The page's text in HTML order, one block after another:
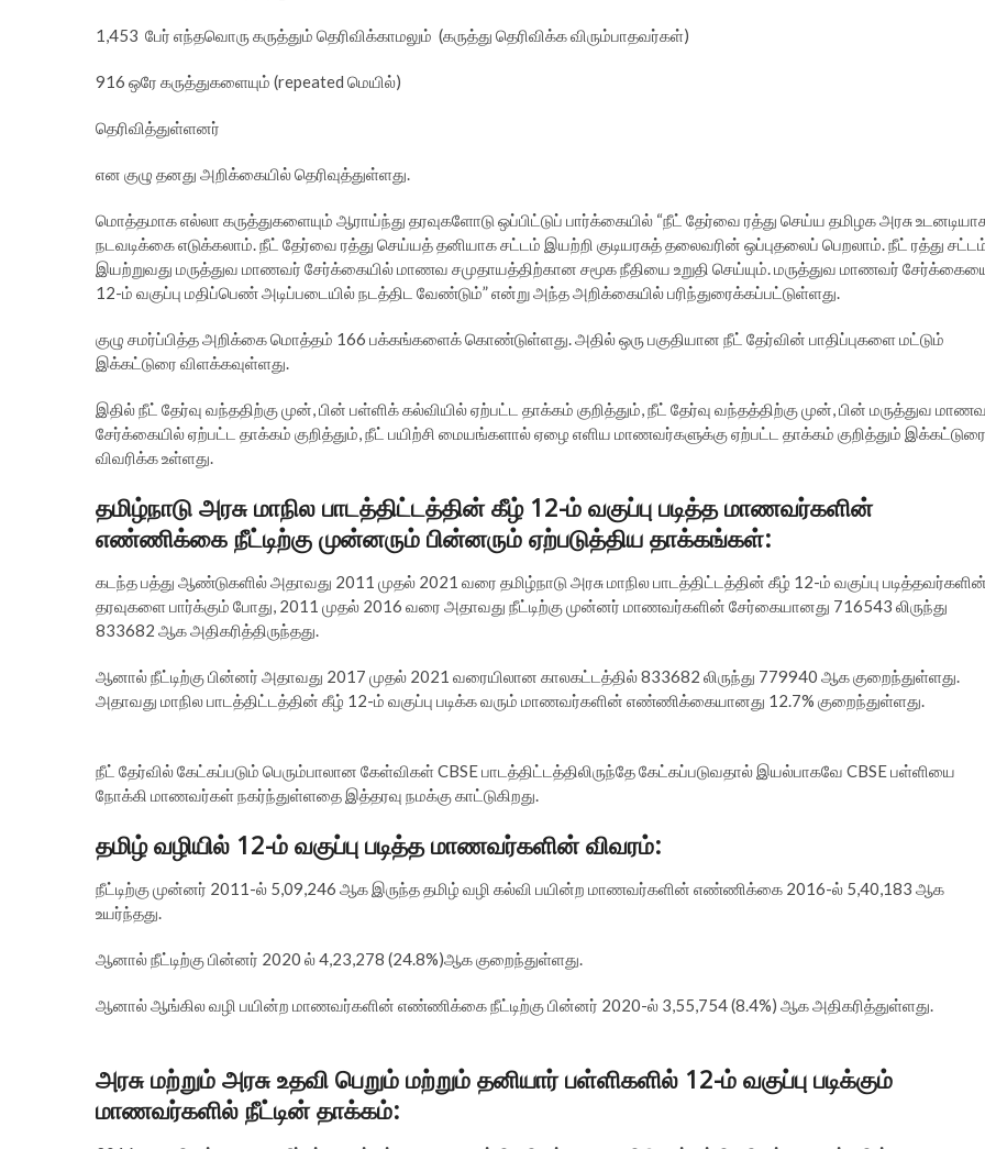
1,453 பேர் எந்தவொரு கருத்தும் தெரிவிக்காமலும் (கருத்து தெரிவிக்க விரும்பாதவர்கள்)
916 ஒரே கருத்துகளையும் (repeated மெயில்)
தெரிவித்துள்ளனர்
என குழு தனது அறிக்கையில் தெரிவுத்துள்ளது.
மொத்தமாக எல்லா கருத்துகளையும் ஆராய்ந்து தரவுகளோடு ஒப்பிட்டுப் பார்க்கையில் “நீட் தேர்வை ரத்து செய்ய தமிழக அரசு
நடவடிக்கை எடுக்கலாம். நீட் தேர்வை ரத்து செய்யத் தனியாக சட்டம் இயற்றி குடியரசுத் தலைவரின் ஒப்புதலைப் பெறலாம். நீட் ரத்து
இயற்றுவது மருத்துவ மாணவர் சேர்க்கையில் மாணவ சமுதாயத்திற்கான சமூக நீதியை உறுதி செய்யும். மருத்துவ மாணவர்
12-ம் வகுப்பு மதிப்பெண் அடிப்படையில் நடத்திட வேண்டும்” என்று அந்த அறிக்கையில் பரிந்துரைக்கப்பட்டுள்ளது.
குழு சமர்ப்பித்த அறிக்கை மொத்தம் 166 பக்கங்களைக் கொண்டுள்ளது. அதில் ஒரு பகுதியான நீட் தேர்வின் பாதிப்புகளை மட்டும்
இக்கட்டுரை விளக்கவுள்ளது.
இதில் நீட் தேர்வு வந்ததிற்கு முன், பின் பள்ளிக் கல்வியில் ஏற்பட்ட தாக்கம் குறித்தும், நீட் தேர்வு வந்தத்திற்கு முன், பின் மருத்துவ
சேர்க்கையில் ஏற்பட்ட தாக்கம் குறித்தும், நீட் பயிற்சி மையங்களால் ஏழை எளிய மாணவர்களுக்கு ஏற்பட்ட தாக்கம் குறித்தும் இக்கட்டுரை
விவரிக்க உள்ளது.
தமிழ்நாடு அரசு மாநில பாடத்திட்டத்தின் கீழ் 12-ம் வகுப்பு படித்த மாணவர்களின்
எண்ணிக்கை நீட்டிற்கு முன்னரும் பின்னரும் ஏற்படுத்திய தாக்கங்கள்:
கடந்த பத்து ஆண்டுகளில் அதாவது 2011 முதல் 2021 வரை தமிழ்நாடு அரசு மாநில பாடத்திட்டத்தின் கீழ் 12-ம் வகுப்பு படித்தவர்களின்
தரவுகளை பார்க்கும் போது, 2011 முதல் 2016 வரை அதாவது நீட்டிற்கு முன்னர் மாணவர்களின் சேர்கையானது 716543 லிருந்து
833682 ஆக அதிகரித்திருந்தது.
ஆனால் நீட்டிற்கு பின்னர் அதாவது 2017 முதல் 2021 வரையிலான காலகட்டத்தில் 833682 லிருந்து 779940 ஆக குறைந்துள்ளது.
அதாவது மாநில பாடத்திட்டத்தின் கீழ் 12-ம் வகுப்பு படிக்க வரும் மாணவர்களின் எண்ணிக்கையானது 12.7% குறைந்துள்ளது.
நீட் தேர்வில் கேட்கப்படும் பெரும்பாலான கேள்விகள் CBSE பாடத்திட்டத்திலிருந்தே கேட்கப்படுவதால் இயல்பாகவே CBSE பள்ளியை
நோக்கி மாணவர்கள் நகர்ந்துள்ளதை இத்தரவு நமக்கு காட்டுகிறது.
தமிழ் வழியில் 12-ம் வகுப்பு படித்த மாணவர்களின் விவரம்:
நீட்டிற்கு முன்னர் 2011-ல் 5,09,246 ஆக இருந்த தமிழ் வழி கல்வி பயின்ற மாணவர்களின் எண்ணிக்கை 2016-ல் 5,40,183 ஆக
உயர்ந்தது.
ஆனால் நீட்டிற்கு பின்னர் 2020 ல் 4,23,278 (24.8%)ஆக குறைந்துள்ளது.
ஆனால் ஆங்கில வழி பயின்ற மாணவர்களின் எண்ணிக்கை நீட்டிற்கு பின்னர் 2020-ல் 3,55,754 (8.4%) ஆக அதிகரித்துள்ளது.
அரசு மற்றும் அரசு உதவி பெறும் மற்றும் தனியார் பள்ளிகளில் 12-ம் வகுப்பு படிக்கும்
மாணவர்களில் நீட்டின் தாக்கம்: